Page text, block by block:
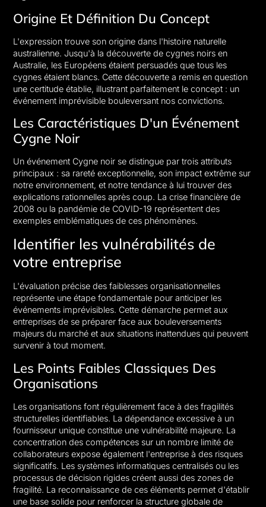
Origine Et Définition Du Concept
L'expression trouve son origine dans l'histoire naturelle
australienne. Jusqu'à la découverte de cygnes noirs en
Australie, les Européens étaient persuadés que tous les
cygnes étaient blancs. Cette découverte a remis en question
une certitude établie, illustrant parfaitement le concept : un
événement imprévisible bouleversant nos convictions.
Les Caractéristiques D'un Événement
Cygne Noir
Un événement Cygne noir se distingue par trois attributs
principaux : sa rareté exceptionnelle, son impact extrême sur
notre environnement, et notre tendance à lui trouver des
explications rationnelles après coup. La crise financière de
2008 ou la pandémie de COVID-19 représentent des
exemples emblématiques de ces phénomènes.
Identifier les vulnérabilités de
votre entreprise
L'évaluation précise des faiblesses organisationnelles
représente une étape fondamentale pour anticiper les
événements imprévisibles. Cette démarche permet aux
entreprises de se préparer face aux bouleversements
majeurs du marché et aux situations inattendues qui peuvent
survenir à tout moment.
Les Points Faibles Classiques Des
Organisations
Les organisations font régulièrement face à des fragilités
structurelles identifiables. La dépendance excessive à un
fournisseur unique constitue une vulnérabilité majeure. La
concentration des compétences sur un nombre limité de
collaborateurs expose également l'entreprise à des risques
significatifs. Les systèmes informatiques centralisés ou les
processus de décision rigides créent aussi des zones de
fragilité. La reconnaissance de ces éléments permet d'établir
une base solide pour renforcer la structure globale de